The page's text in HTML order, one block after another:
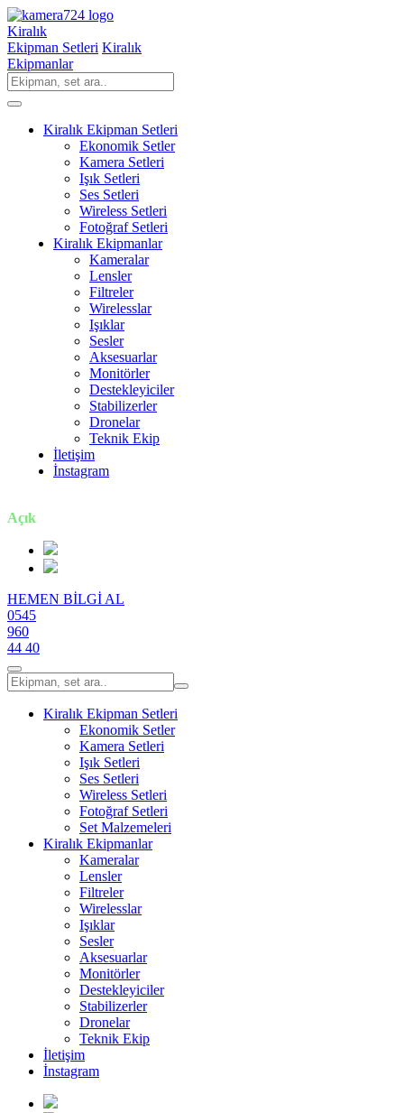
Kiralık
Ekipman Setleri Kiralık
Ekipmanlar
Kiralık Ekipman Setleri
Ekonomik Setler
Kamera Setleri
Işık Setleri
Ses Setleri
Wireless Setleri
Fotoğraf Setleri
Kiralık Ekipmanlar
Kameralar
Lensler
Filtreler
Wirelesslar
Işıklar
Sesler
Aksesuarlar
Monitörler
Destekleyiciler
Stabilizerler
Dronelar
Teknik Ekip
İletişim
İnstagram
Açık
HEMEN BİLGİ AL
0545
960
44 40
Kiralık Ekipman Setleri
Ekonomik Setler
Kamera Setleri
Işık Setleri
Ses Setleri
Wireless Setleri
Fotoğraf Setleri
Set Malzemeleri
Kiralık Ekipmanlar
Kameralar
Lensler
Filtreler
Wirelesslar
Işıklar
Sesler
Aksesuarlar
Monitörler
Destekleyiciler
Stabilizerler
Dronelar
Teknik Ekip
İletişim
İnstagram